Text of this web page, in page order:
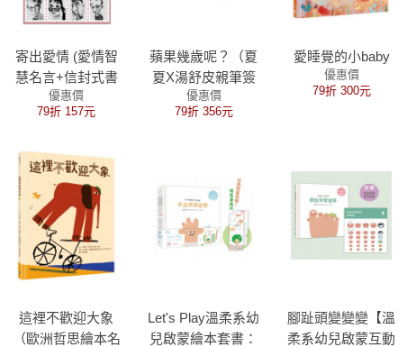
寄出愛情 (愛情智
慧名言+信封式書
盒)
優惠價
79折 157元
蘋果幾歲呢？（夏
夏X湯舒皮親筆簽
名版）
優惠價
79折 356元
愛睡覺的小baby
優惠價
79折 300元
這裡不歡迎大象
（歐洲哲思繪本名
Let's Play溫柔系幼
兒啟蒙繪本套書：
腳趾頭變變變【溫
柔系幼兒啟蒙互動